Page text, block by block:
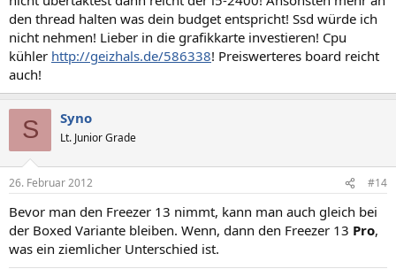
den thread halten was dein budget entspricht! Ssd würde ich
nicht nehmen! Lieber in die grafikkarte investieren! Cpu
kühler http://geizhals.de/586338! Preiswerteres board reicht
auch!
S Syno
Lt. Junior Grade
26. Februar 2012 #14
Bevor man den Freezer 13 nimmt, kann man auch gleich bei
der Boxed Variante bleiben. Wenn, dann den Freezer 13 Pro,
was ein ziemlicher Unterschied ist.